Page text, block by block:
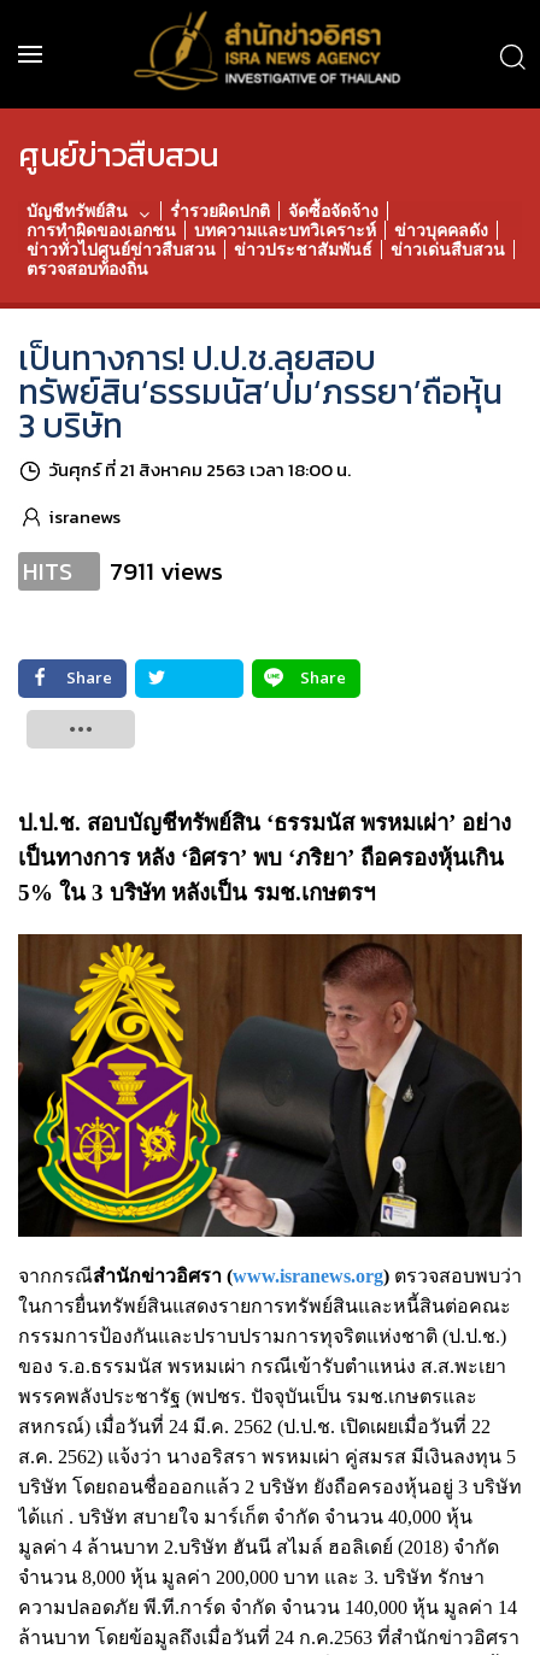
ศูนย์ข่าวสืบสวน
บัญชีทรัพย์สิน ร่ำรวยผิดปกติ
จัดซื้อจัดจ้าง
การทำผิดของเอกชน
บทความและบทวิเคราะห์
ข่าวบุคคลดัง
ข่าวทั่วไปศูนย์ข่าวสืบสวน
ข่าวประชาสัมพันธ์
ข่าวเด่นสืบสวน
ตรวจสอบท้องถิ่น
เป็นทางการ! ป.ป.ช.ลุยสอบ
ทรัพย์สิน‘ธรรมนัส’ปม‘ภรรยา’ถือหุ้น
3 บริษัท
วันศุกร์ ที่ 21 สิงหาคม 2563 เวลา 18:00 น.
isranews
HITS 7911 views
Share
Share
ป.ป.ช. สอบบัญชีทรัพย์สิน ‘ธรรมนัส พรหมเผ่า’ อย่าง
เป็นทางการหลัง ‘อิศรา’ พบ ‘ภริยา’ ถือครองหุ้นเกิน
5% ใน 3 บริษัท หลังเป็น รมช.เกษตรฯ
จากกรณีสำนักข่าวอิศรา (www.isranews.org) ตรวจสอบพบว่า
ในการยื่นทรัพย์สินแสดงรายการทรัพย์สินและหนี้สินต่อคณะ
กรรมการป้องกันและปราบปรามการทุจริตแห่งชาติ (ป.ป.ช.)
ของ ร.อ.ธรรมนัส พรหมเผ่า กรณีเข้ารับตำแหน่ง ส.ส.พะเยา
พรรคพลังประชารัฐ (พปชร. ปัจจุบันเป็น รมช.เกษตรและ
สหกรณ์) เมื่อวันที่ 24 มี.ค. 2562 (ป.ป.ช. เปิดเผยเมื่อวันที่ 22
ส.ค. 2562) แจ้งว่า นางอริสรา พรหมเผ่า คู่สมรส มีเงินลงทุน 5
บริษัท โดยถอนชื่อออกแล้ว 2 บริษัท ยังถือครองหุ้นอยู่ 3 บริษัท
ได้แก่ . บริษัท สบายใจ มาร์เก็ต จำกัด จำนวน 40,000 หุ้น
มูลค่า 4 ล้านบาท 2.บริษัท ฮันนี สไมล์ ฮอลิเดย์ (2018) จำกัด
จำนวน 8,000 หุ้น มูลค่า 200,000 บาท และ 3. บริษัท รักษา
ความปลอดภัย พี.ที.การ์ด จำกัด จำนวน 140,000 หุ้น มูลค่า 14
ล้านบาท โดยข้อมูลถึงเมื่อวันที่ 24 ก.ค.2563 ที่สำนักข่าวอิศรา